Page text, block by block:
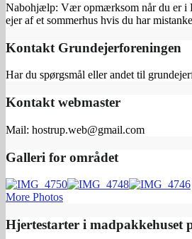
Nabohjælp: Vær opmærksom når du er i
ejer af et sommerhus hvis du har
Kontakt Grundejerforeningen
Har du spørgsmål eller andet til
Kontakt webmaster
Mail: hostrup.web@gmail.com
Galleri for området
More Photos
Hjertestarter i madpakkehuset